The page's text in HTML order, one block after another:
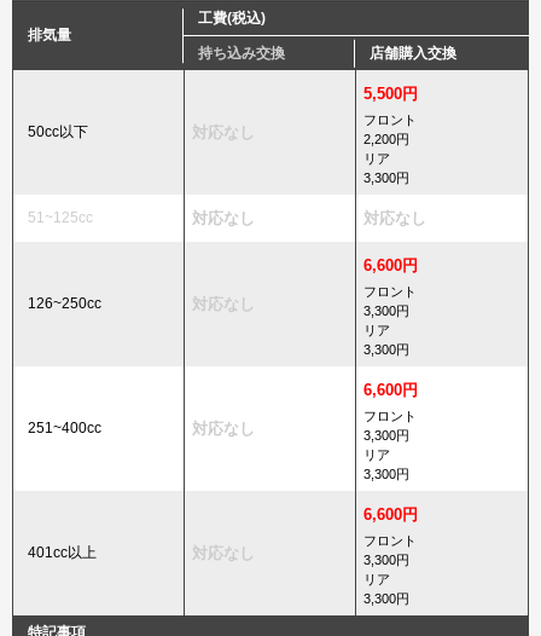
排気量
工費(税込)
持ち込み交換 店舗購入交換
50cc以下 対応なし
5,500円
フロント
2,200円
リア
3,300円
51~125cc 対応なし 対応なし
126~250cc 対応なし
6,600円
フロント
3,300円
リア
3,300円
251~400cc 対応なし
6,600円
フロント
3,300円
リア
3,300円
401cc以上 対応なし
6,600円
フロント
3,300円
リア
3,300円